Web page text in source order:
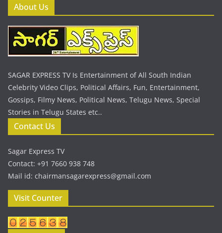
About Us
SAGAR EXPRESS TV Is Entertainment of All South Indian
Celebrity Video Clips, Political Affairs, Fun, Entertainment,
Gossips, Filmy News, Political News, Telugu News, Special
Stories in Telugu States etc..
Contact Us
Sagar Express TV
Contact: +91 7660 938 748
Mail id: chairmansagarexpress@gmail.com
Visit Counter